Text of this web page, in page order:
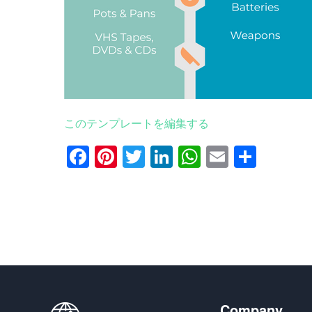
このテンプレートを編集する
Facebook
Pinterest
Twitter
LinkedIn
WhatsApp
Email